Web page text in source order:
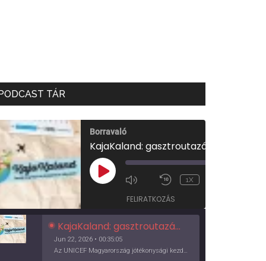
TÁR
Borravaló
PLAY
EPISODE
1X
FELIRATKOZÁS
KajaKaland: gasztroutazás a föld körül
Jun 22, 2026 • 00:35:05
Az UNICEF Magyarország jótékonysági kezdeményezése izgalmas, egész éves világkörüli ízutazásra hív, igazi családi program és gasztroedukáció, illetve segítség a rászorulóknak is egyben.